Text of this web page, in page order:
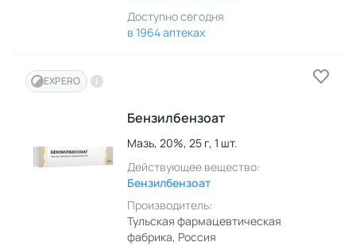
Доступно сегодня
в 1964 аптеках
EXPERO
Бензилбензоат
Мазь, 20%, 25 г, 1 шт.
Действующее вещество:
Бензилбензоат
Производитель:
Тульская фармацевтическая
фабрика, Россия